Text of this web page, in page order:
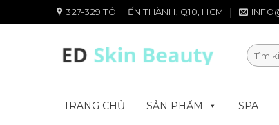
đến
327-329 TÔ HIẾN THÀNH, Q10, HCM
Tìm
kiếm:
TRANG CHỦ SẢN PHẨM SPA